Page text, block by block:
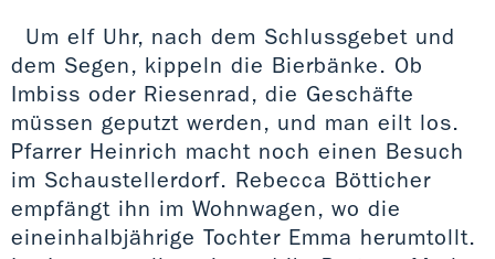
Um elf Uhr, nach dem Schlussgebet und
dem Segen, kippeln die Bierbänke. Ob
Imbiss oder Riesenrad, die Geschäfte
müssen geputzt werden, und man eilt los.
Pfarrer Heinrich macht noch einen Besuch
im Schaustellerdorf. Rebecca Bötticher
empfängt ihn im Wohnwagen, wo die
eineinhalbjährige Tochter Emma herumtollt.